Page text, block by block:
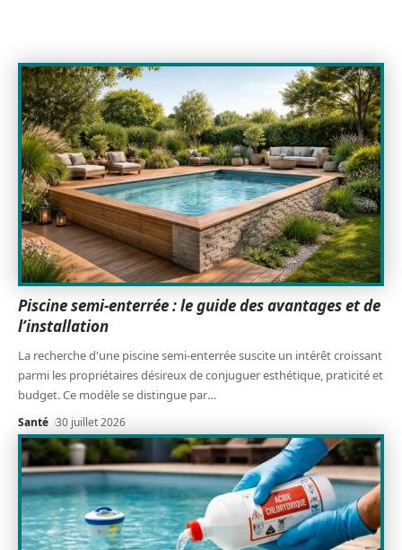
Piscine semi-enterrée : le guide des avantages et de
l’installation
La recherche d'une piscine semi-enterrée suscite un intérêt croissant
parmi les propriétaires désireux de conjuguer esthétique, praticité et
budget. Ce modèle se distingue par…
Santé 30 juillet 2026